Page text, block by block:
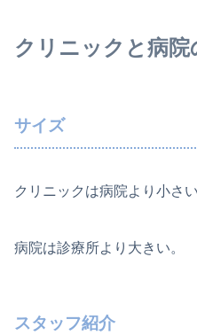
クリニックと病院
サイズ
クリニックは病院より小さい
病院は診療所より大きい。
スタッフ紹介